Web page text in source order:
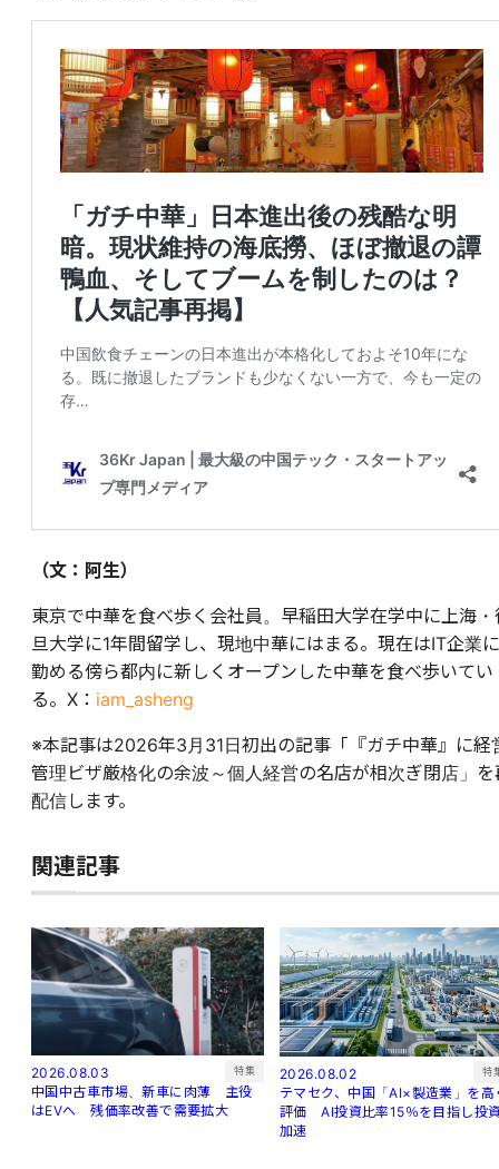
（文：阿生）
東京で中華を食べ歩く会社員。早稲田大学在学中に上海・
旦大学に1年間留学し、現地中華にはまる。現在はIT企業に
勤める傍ら都内に新しくオープンした中華を食べ歩いてい
る。X： iam_asheng
※本記事は2026年3月31日初出の記事「『ガチ中華』に経
管理ビザ厳格化の余波～個人経営の名店が相次ぎ閉店」を
配信します。
関連記事
2026.08.03 特集
中国中古車市場、新車に肉薄 主役
はEVへ 残価率改善で需要拡大
2026.08.02 特
テマセク、中国「AI×製造業」を高
評価 AI投資比率15％を目指し投
加速